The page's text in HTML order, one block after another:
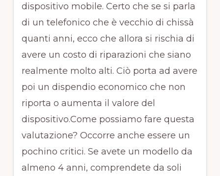
dispositivo mobile. Certo che se si parla
di un telefonico che è vecchio di chissà
quanti anni, ecco che allora si rischia di
avere un costo di riparazioni che siano
realmente molto alti. Ciò porta ad avere
poi un dispendio economico che non
riporta o aumenta il valore del
dispositivo.Come possiamo fare questa
valutazione? Occorre anche essere un
pochino critici. Se avete un modello da
almeno 4 anni, comprendete da soli